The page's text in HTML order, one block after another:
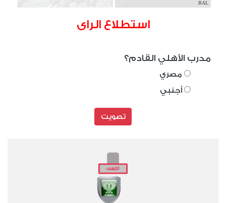
BAL
استطلاع الراى
مدرب الأهلي القادم؟
مصري
أجنبي
تصويت